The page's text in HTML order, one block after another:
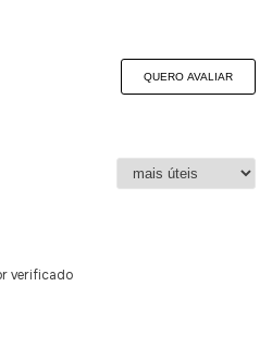
QUERO AVALIAR
verificado